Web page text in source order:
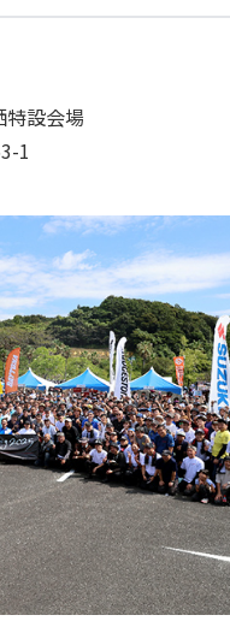
設会場
1